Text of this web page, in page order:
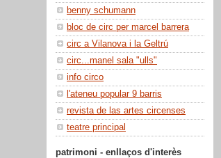
benny schumann
bloc de circ per marcel barrera
circ a Vilanova i la Geltrú
circ...manel sala "ulls"
info circo
l'ateneu popular 9 barris
revista de las artes circenses
teatre principal
patrimoni - enllaços d'interès